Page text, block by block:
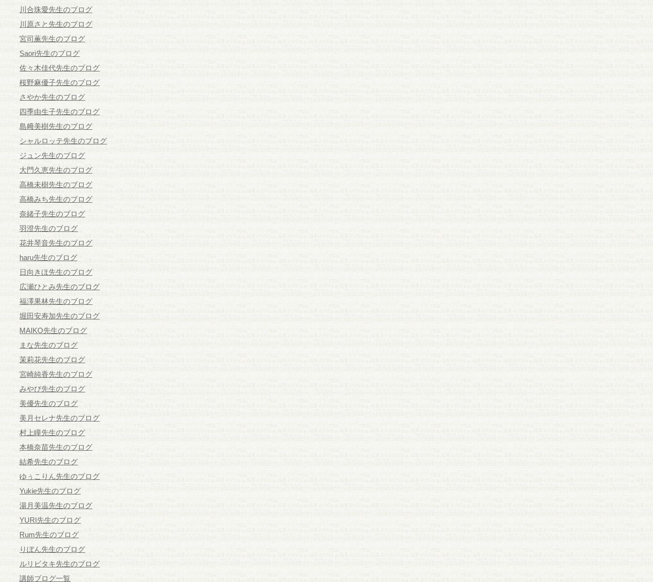
川合珠愛先生のブログ
川原さと先生のブログ
宮司薫先生のブログ
Saori先生のブログ
佐々木佳代先生のブログ
桜野麻優子先生のブログ
さやか先生のブログ
四季由生子先生のブログ
島﨑美樹先生のブログ
シャルロッテ先生のブログ
ジュン先生のブログ
大門久恵先生のブログ
高橋未樹先生のブログ
高橋みち先生のブログ
奈緒子先生のブログ
羽澄先生のブログ
花井琴音先生のブログ
haru先生のブログ
日向きほ先生のブログ
広瀬ひとみ先生のブログ
福澤果林先生のブログ
堀田安寿加先生のブログ
MAIKO先生のブログ
まな先生のブログ
茉莉花先生のブログ
宮崎純香先生のブログ
みやび先生のブログ
美優先生のブログ
美月セレナ先生のブログ
村上瞳先生のブログ
本橋奈苗先生のブログ
結希先生のブログ
ゆぅこりん先生のブログ
Yukie先生のブログ
湯月美温先生のブログ
YURI先生のブログ
Rum先生のブログ
りぼん先生のブログ
ルリビタキ先生のブログ
講師ブログ一覧